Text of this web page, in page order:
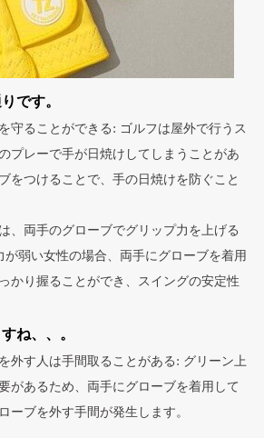
です。
守ることができる: ゴルフは屋外で行うス
プレーで手が日焼けしてしまうことがあ
をつけることで、手の日焼けを防ぐこと
、両手のグローブでグリップ力を上げる
弱い女性の場合、両手にグローブを着用
かり握ることができ、スイングの安定性
ね、、。
外す人は手間取ることがある: グリーン上
があるため、両手にグローブを着用して
ーブを外す手間が発生します。